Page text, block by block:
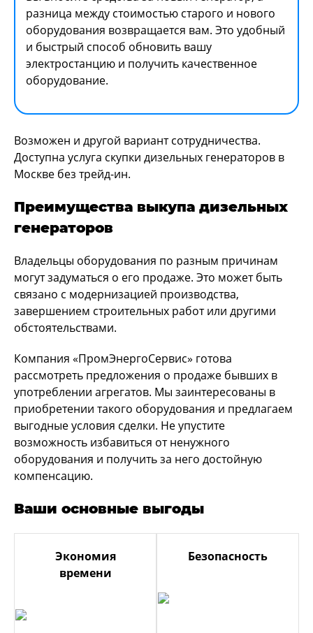
разница между стоимостью старого и нового
оборудования возвращается вам. Это удобный
и быстрый способ обновить вашу
электростанцию и получить качественное
оборудование.
Возможен и другой вариант сотрудничества.
Доступна услуга скупки дизельных генераторов в
Москве без трейд-ин.
Преимущества выкупа дизельных
генераторов
Владельцы оборудования по разным причинам
могут задуматься о его продаже. Это может быть
связано с модернизацией производства,
завершением строительных работ или другими
обстоятельствами.
Компания «ПромЭнергоСервис» готова
рассмотреть предложения о продаже бывших в
употреблении агрегатов. Мы заинтересованы в
приобретении такого оборудования и предлагаем
выгодные условия сделки. Не упустите
возможность избавиться от ненужного
оборудования и получить за него достойную
компенсацию.
Ваши основные выгоды
Экономия
времени
Безопасность